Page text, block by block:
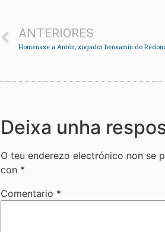
ANTERIORES
Deixa unha
O teu enderezo electrónico non se
con *
Comentario *